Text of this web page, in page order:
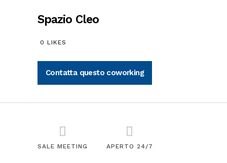
Spazio Cleo
0 LIKES
Contatta questo coworking
SALE MEETING APERTO 24/7